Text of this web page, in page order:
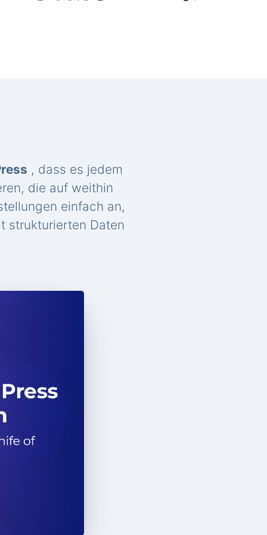
, dass es jedem
die auf weithin
einfach an,
strukturierten Daten